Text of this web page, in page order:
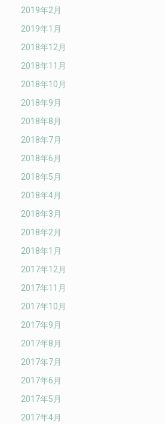
2019年2月
2019年1月
2018年12月
2018年11月
2018年10月
2018年9月
2018年8月
2018年7月
2018年6月
2018年5月
2018年4月
2018年3月
2018年2月
2018年1月
2017年12月
2017年11月
2017年10月
2017年9月
2017年8月
2017年7月
2017年6月
2017年5月
2017年4月